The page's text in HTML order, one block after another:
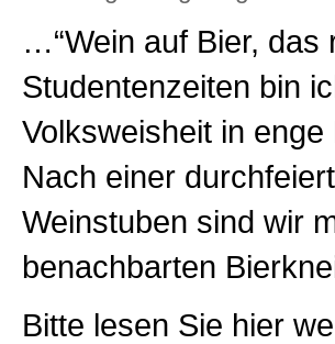
…“Wein auf Bier, das
Studentenzeiten bin
Volksweisheit in
Nach einer
Weinstuben sind wir
benachbarten
Bitte lesen Sie hier